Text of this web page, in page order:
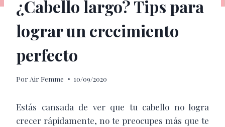
¿Cabello largo? Tips para
lograr un crecimiento
perfecto
Por Air Femme 10/09/2020
Estás cansada de ver que tu cabello no logra
crecer rápidamente, no te preocupes más que te